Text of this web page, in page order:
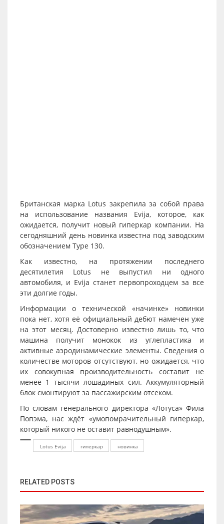
Британская марка Lotus закрепила за собой права
на использование названия Evija, которое, как
ожидается, получит новый гиперкар компании. На
сегодняшний день новинка известна под заводским
обозначением Type 130.
Как известно, на протяжении последнего
десятилетия Lotus не выпустил ни одного
автомобиля, и Evija станет первопроходцем за все
эти долгие годы.
Информации о технической «начинке» новинки
пока нет, хотя её официальный дебют намечен уже
на этот месяц. Достоверно известно лишь то, что
машина получит монокок из углепластика и
активные аэродинамические элементы. Сведения о
количестве моторов отсутствуют, но ожидается, что
их совокупная производительность составит не
менее 1 тысячи лошадиных сил. Аккумуляторный
блок смонтируют за пассажирским отсеком.
По словам генерального директора «Лотуса» Фила
Попэма, нас ждёт «умопомрачительный гиперкар,
который никого не оставит равнодушным».
Lotus Evija гиперкар новинка
RELATED POSTS